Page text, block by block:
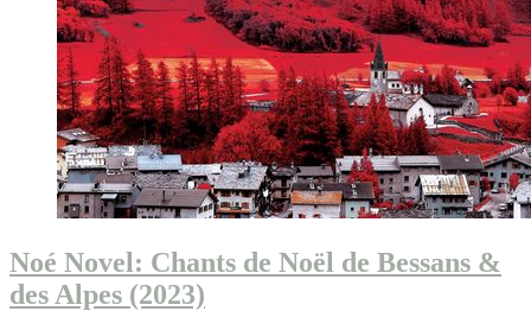
Noé Novel: Chants de Noël de Bessans &
des Alpes (2023)